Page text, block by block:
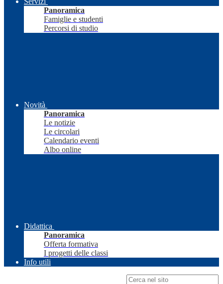
Panoramica
Famiglie e studenti
Percorsi di studio
Novità
Panoramica
Le notizie
Le circolari
Calendario eventi
Albo online
Didattica
Panoramica
Offerta formativa
I progetti delle classi
Info utili